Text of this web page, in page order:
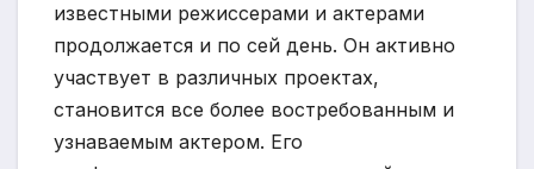
известными режиссерами и актерами
продолжается и по сей день. Он активно
участвует в различных проектах,
становится все более востребованным и
узнаваемым актером. Его